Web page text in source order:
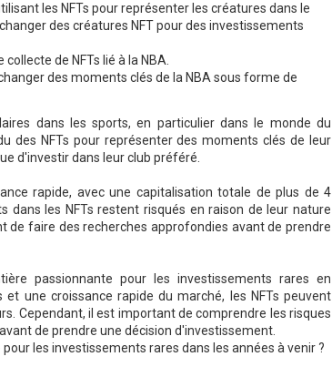
les NFTs pour représenter les créatures dans le
des créatures NFT pour des investissements
de NFTs lié à la NBA.
des moments clés de la NBA sous forme de
dans les sports, en particulier dans le monde du
des NFTs pour représenter des moments clés de leur
d'investir dans leur club préféré.
rapide, avec une capitalisation totale de plus de 4
dans les NFTs restent risqués en raison de leur nature
de faire des recherches approfondies avant de prendre
passionnante pour les investissements rares en
une croissance rapide du marché, les NFTs peuvent
Cependant, il est important de comprendre les risques
de prendre une décision d'investissement.
les investissements rares dans les années à venir ?